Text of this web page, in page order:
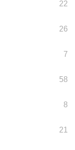
22
26
7
58
8
21